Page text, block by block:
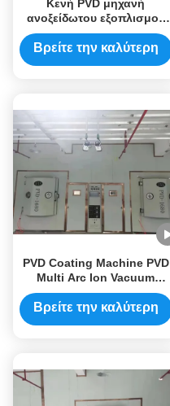
Κενή PVD μηχανή
ανοξείδωτου εξοπλισμού
επιστρώματος κουταλιών
Βρείτε την καλύτερη
PVD Coating Machine PVD
Multi Arc Ion Vacuum
Coating Machine for
Decoration Hardware / Part
Βρείτε την καλύτερη